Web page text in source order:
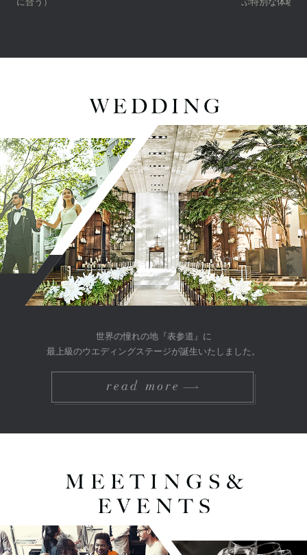
に合う）
ぶ特別な体験イ
世界の憧れの地『表参道』に
最上級のウエディングステージが誕生いたしました。